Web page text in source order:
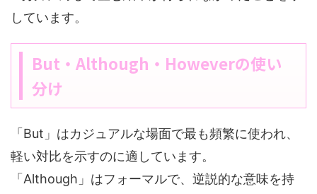
しています。
But・Although・Howeverの使い
分け
「But」はカジュアルな場面で最も頻繁に使われ、
軽い対比を示すのに適しています。
「Although」はフォーマルで、逆説的な意味を持